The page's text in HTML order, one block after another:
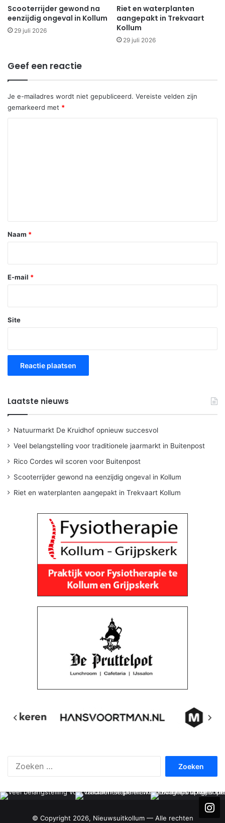
Scooterrijder gewond na
eenzijdig ongeval in Kollum
29 juli 2026
Riet en waterplanten
aangepakt in Trekvaart
Kollum
29 juli 2026
Geef een reactie
Je e-mailadres wordt niet gepubliceerd. Vereiste velden zijn
gemarkeerd met *
*
Naam *
E-mail *
Site
Laatste nieuws
Natuurmarkt De Kruidhof opnieuw succesvol
Veel belangstelling voor traditionele jaarmarkt in Buitenpost
Rico Cordes wil scoren voor Buitenpost
Scooterrijder gewond na eenzijdig ongeval in Kollum
Riet en waterplanten aangepakt in Trekvaart Kollum
© Copyright 2026, Nieuwsuitkollum — Alle rechten